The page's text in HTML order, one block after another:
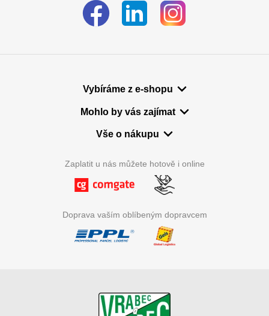
Vybíráme z e-shopu
Mohlo by vás zajímat
Vše o nákupu
Zaplatit u nás můžete hotově i online
Doprava vaším oblíbeným dopravcem